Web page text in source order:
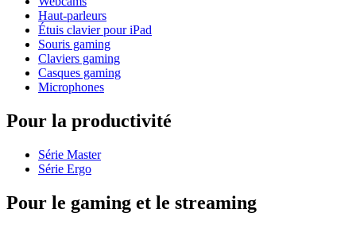
Haut-parleurs
Étuis clavier pour iPad
Souris gaming
Claviers gaming
Casques gaming
Microphones
Pour la productivité
Série Master
Série Ergo
Pour le gaming et le streaming